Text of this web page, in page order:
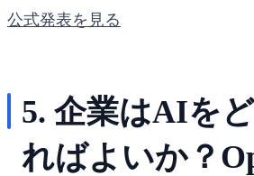
公式発表を見る
5. 企業はAIを
ればよいか？